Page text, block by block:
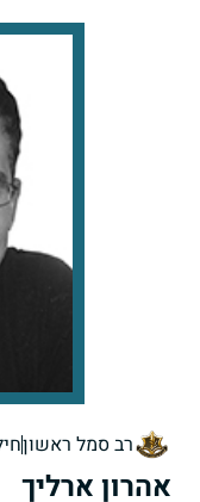
רב סמל ראשון
אהרון ארליך